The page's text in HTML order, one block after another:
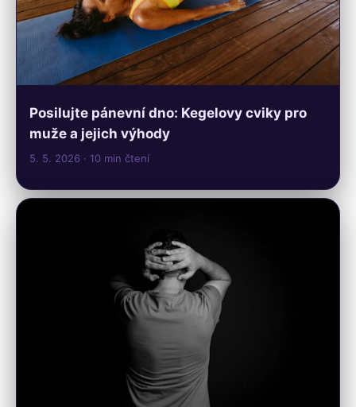
Posilujte pánevní dno: Kegelovy cviky pro
muže a jejich výhody
5. 5. 2026 · 10 min čtení